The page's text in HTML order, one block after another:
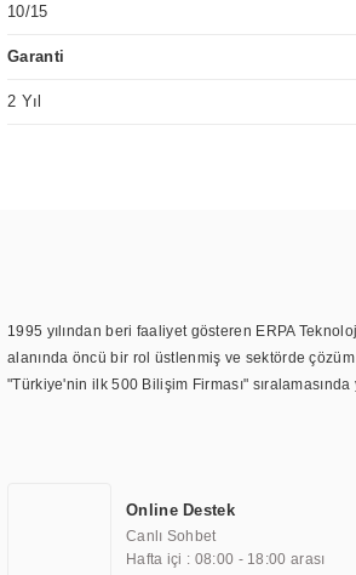
10/15
Garanti
2 Yıl
1995 yılından beri faaliyet gösteren ERPA
alanında öncü bir rol üstlenmiş ve sektörde
"Türkiye'nin ilk 500 Bilişim Firması"
TOCHI markası altında kendi ürettiği ürünlerde
TOCHI; videowall, digital signage, kiosk, totem,
ekran, asansör ekranı, digital menüboard, marin
Online Destek
Canlı Sohbet
Hafta içi : 08:00 - 18:00 arası